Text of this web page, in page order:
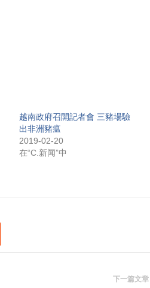
越南政府召開記者會 三豬場驗
出非洲豬瘟
2019-02-20
在“C.新闻”中
下一篇文章